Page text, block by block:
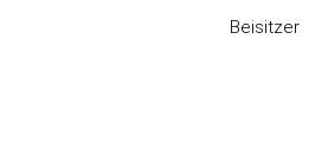
Beisitzer